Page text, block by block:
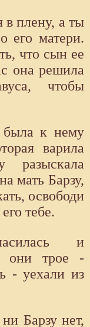
в плену, а ты
его матери.
что сын ее
она решила
чтобы
к нему
варила
мать Барзу,
освободи
тебе.
и
они трое -
- уехали из
Барзу нет,